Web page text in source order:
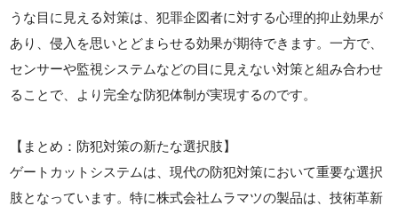
うな目に見える対策は、犯罪企図者に対する心理的抑止効果が
あり、侵入を思いとどまらせる効果が期待できます。一方で、
センサーや監視システムなどの目に見えない対策と組み合わせ
ることで、より完全な防犯体制が実現するのです。
【まとめ：防犯対策の新たな選択肢】
ゲートカットシステムは、現代の防犯対策において重要な選択
肢となっています。特に株式会社ムラマツの製品は、技術革新